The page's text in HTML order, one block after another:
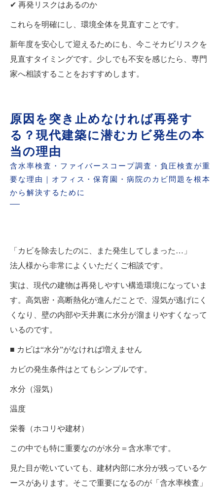
✔ 再発リスクはあるのか
これらを明確にし、環境全体を見直すことです。
新年度を安心して迎えるためにも、今こそカビリスクを
見直すタイミングです。少しでも不安を感じたら、専門
家へ相談することをおすすめします。
原因を突き止めなければ再発す
る？現代建築に潜むカビ発生の本
当の理由
含水率検査・ファイバースコープ調査・負圧検査が重
要な理由｜オフィス・保育園・病院のカビ問題を根本
から解決するために
「カビを除去したのに、また発生してしまった…」
法人様から非常によくいただくご相談です。
実は、現代の建物は再発しやすい構造環境になっていま
す。高気密・高断熱化が進んだことで、湿気が逃げにく
くなり、壁の内部や天井裏に水分が溜まりやすくなって
いるのです。
■ カビは“水分”がなければ増えません
カビの発生条件はとてもシンプルです。
水分（湿気）
温度
栄養（ホコリや建材）
この中でも特に重要なのが水分＝含水率です。
見た目が乾いていても、建材内部に水分が残っているケ
ースがあります。そこで重要になるのが「含水率検査」